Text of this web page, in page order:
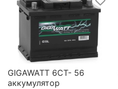
GIGAWATT 6CT- 56
аккумулятор